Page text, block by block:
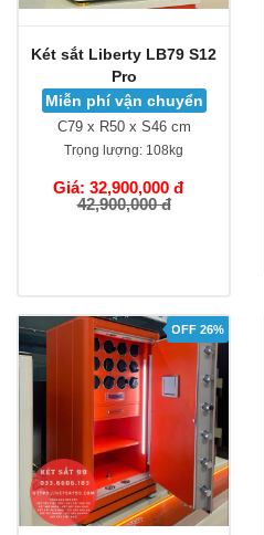
Két sắt Liberty LB79 S12
Pro
Miễn phí vận chuyển
C79 x R50 x S46 cm
Trọng lượng: 108kg
Giá: 32,900,000 đ
42,900,000 đ
OFF 26%